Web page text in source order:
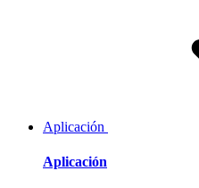
Aplicación
Aplicación